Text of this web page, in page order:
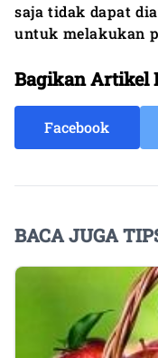
saja tidak dapat
untuk melakukan
Bagikan Artikel
Facebook
BACA JUGA